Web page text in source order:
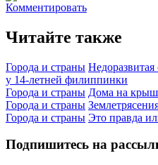
Комментировать
Читайте также
Города и страны Недоразвитая
у 14-летней филиппинки
Города и страны Дома на
Города и страны
Города и страны Это правда
Подпишитесь на